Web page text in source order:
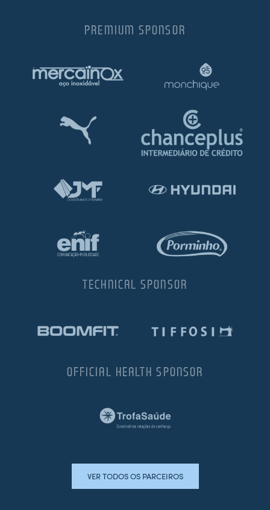
PREMIUM SPONSOR
TECHNICAL SPONSOR
OFFICIAL HEALTH SPONSOR
VER TODOS OS PARCEIROS